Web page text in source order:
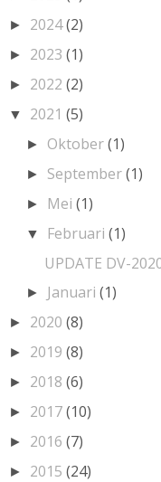
► 2024(2)
► 2023 (1)
► 2022 (2)
▼ 2021 (5)
► Oktober(1)
► September(1)
► Mei(1)
▼ Februari(1)
UPDATE DV-
► Januari(1)
► 2020 (8)
► 2019 (8)
► 2018 (6)
► 2017(10)
► 2016 (7)
► 2015 (24)